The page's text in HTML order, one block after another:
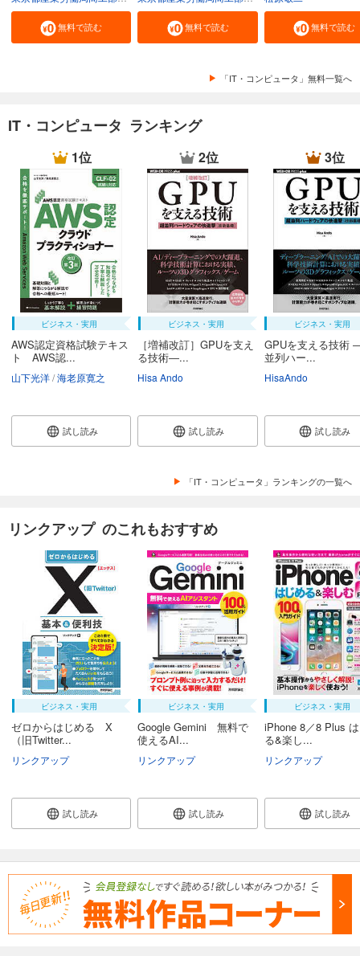
無料で読む 無料で読む 無料で読む
「IT・コンピュータ」無料一覧へ
IT・コンピュータ ランキング
1位
ビジネス・実用
AWS認定資格試験テキス
ト AWS認...
山下光洋 海老原寛之
試し読み
2位
ビジネス・実用
［増補改訂］GPUを支え
る技術―...
Hisa Ando
試し読み
3位
ビジネス・実用
GPUを支える技術
並列ハー...
HisaAndo
試し読み
「IT・コンピュータ」ランキングの一覧へ
リンクアップ のこれもおすすめ
ビジネス・実用
ゼロからはじめる X
（旧Twitter...
リンクアップ
試し読み
ビジネス・実用
Google Gemini 無料で
使えるAI...
リンクアップ
試し読み
ビジネス・実用
iPhone 8／8 Plus
る&楽し...
リンクアップ
試し読み